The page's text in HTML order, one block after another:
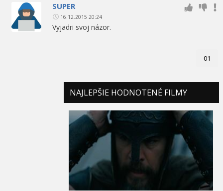
SUPER
16.12.2015 20:24
Vyjadri svoj názor.
01
NAJLEPŠIE HODNOTENÉ FILMY